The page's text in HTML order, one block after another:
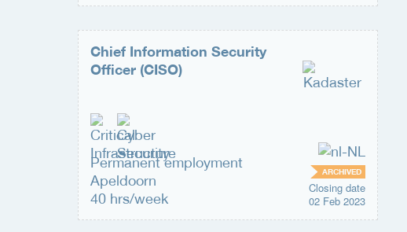
Chief Information Security
Officer (CISO)
Permanent employment
Apeldoorn
40 hrs/week
ARCHIVED
Closing date
02 Feb 2023